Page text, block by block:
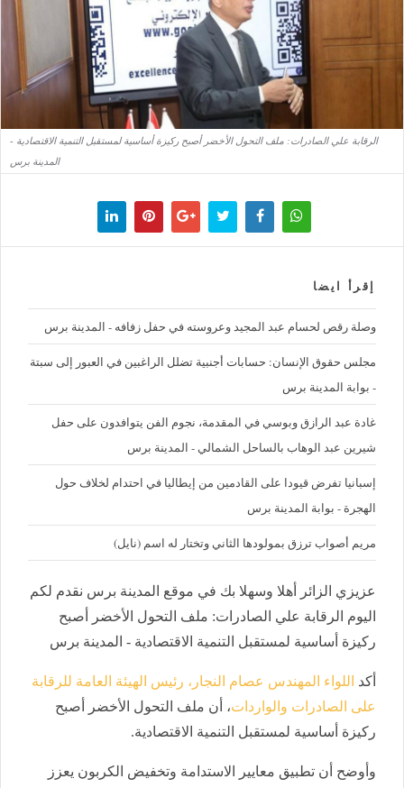
الرقابة علي الصادرات: ملف التحول الأخضر أصبح ركيزة أساسية لمستقبل التنمية الاقتصادية -
المدينة برس
إقرأ ايضا
وصلة رقص لحسام عبد المجيد وعروسته في حفل زفافه - المدينة برس
مجلس حقوق الإنسان: حسابات أجنبية تضلل الراغبين في العبور إلى سبتة
- بوابة المدينة برس
غادة عبد الرازق وبوسي في المقدمة، نجوم الفن يتوافدون على حفل
شيرين عبد الوهاب بالساحل الشمالي - المدينة برس
إسبانيا تفرض قيودا على القادمين من إيطاليا في احتدام لخلاف حول
الهجرة - بوابة المدينة برس
مريم أصواب ترزق بمولودها الثاني وتختار له اسم (نايل)
عزيزي الزائر أهلا وسهلا بك في موقع المدينة برس نقدم لكم
اليوم الرقابة علي الصادرات: ملف التحول الأخضر أصبح
ركيزة أساسية لمستقبل التنمية الاقتصادية - المدينة برس
أكد اللواء المهندس عصام النجار، رئيس الهيئة العامة للرقابة
على الصادرات والواردات، أن ملف التحول الأخضر أصبح
ركيزة أساسية لمستقبل التنمية الاقتصادية.
وأوضح أن تطبيق معايير الاستدامة وتخفيض الكربون يعزز